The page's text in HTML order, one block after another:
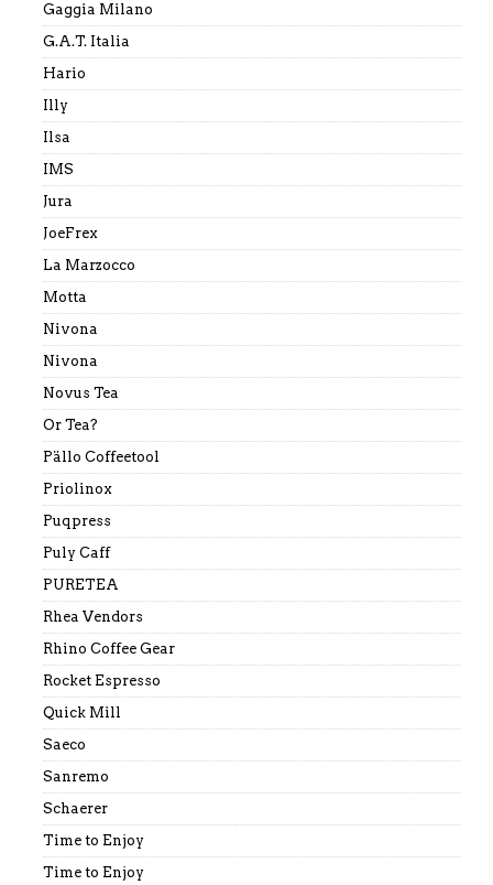
Gaggia Milano
G.A.T. Italia
Hario
Illy
Ilsa
IMS
Jura
JoeFrex
La Marzocco
Motta
Nivona
Nivona
Novus Tea
Or Tea?
Pällo Coffeetool
Priolinox
Puqpress
Puly Caff
PURETEA
Rhea Vendors
Rhino Coffee Gear
Rocket Espresso
Quick Mill
Saeco
Sanremo
Schaerer
Time to Enjoy
Time to Enjoy